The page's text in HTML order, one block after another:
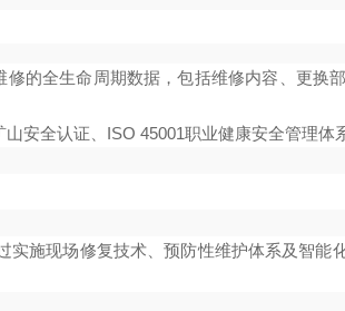
修的全生命周期数据，包括维修内容、更
安全认证、ISO 45001职业健康安全管理
实施现场修复技术、预防性维护体系及智能